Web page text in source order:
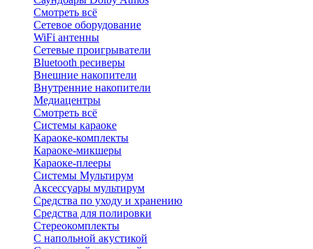
Смотреть всё
Сетевое оборудование
WiFi антенны
Сетевые проигрыватели
Bluetooth ресиверы
Внешние накопители
Внутренние накопители
Медиацентры
Смотреть всё
Системы караоке
Караоке-комплекты
Караоке-микшеры
Караоке-плееры
Системы Мультирум
Аксессуары мультирум
Средства по уходу и хранению
Средства для полировки
Стереокомплекты
C напольной акустикой